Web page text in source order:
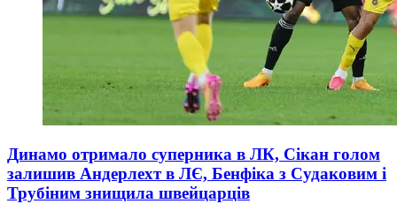
Динамо отримало суперника в ЛК, Сікан голом
залишив Андерлехт в ЛЄ, Бенфіка з Судаковим і
Трубіним знищила швейцарців